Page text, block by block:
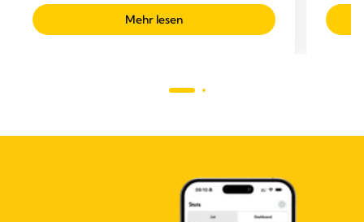
Mehr lesen